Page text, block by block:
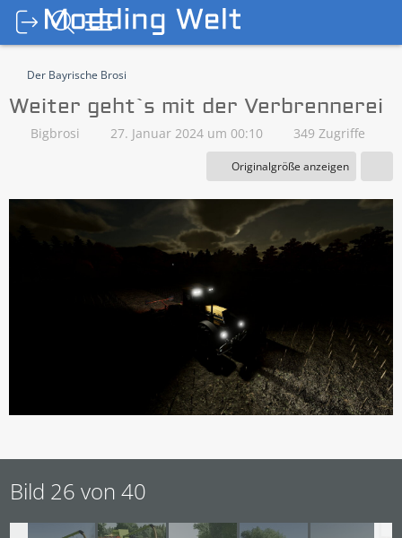
Der Bayrische Brosi
Weiter geht`s mit der Verbrennerei
Bigbrosi 27. Januar 2024 um 00:10 349 Zugriffe
Originalgröße anzeigen
Bild 26 von 40